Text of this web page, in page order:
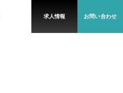
求人情報 お問い合わせ